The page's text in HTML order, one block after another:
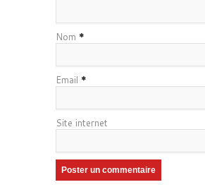
Nom *
Email *
Site internet